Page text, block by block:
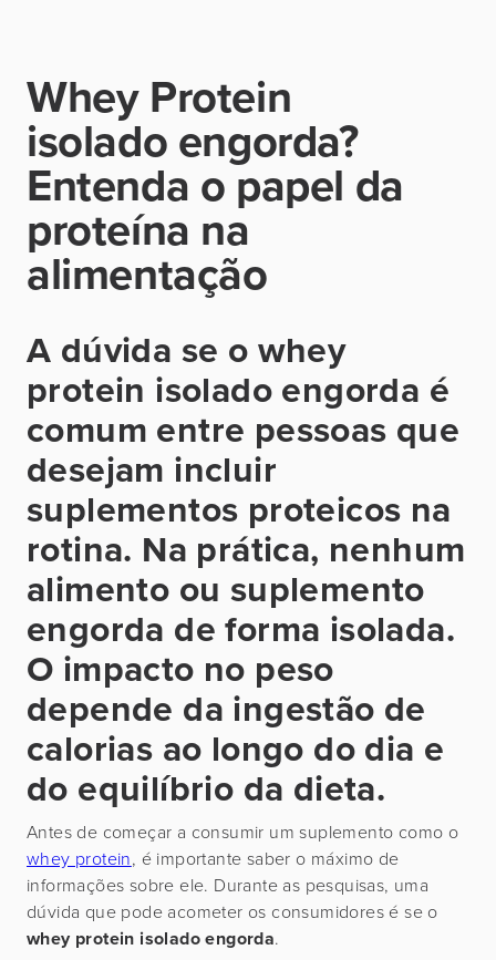
Whey Protein
isolado engorda?
Entenda o papel da
proteína na
alimentação
A dúvida se o whey
protein isolado engorda é
comum entre pessoas que
desejam incluir
suplementos proteicos na
rotina. Na prática, nenhum
alimento ou suplemento
engorda de forma isolada.
O impacto no peso
depende da ingestão de
calorias ao longo do dia e
do equilíbrio da dieta.
Antes de começar a consumir um suplemento como o
whey protein, é importante saber o máximo de
informações sobre ele. Durante as pesquisas, uma
dúvida que pode acometer os consumidores é se o
whey protein isolado engorda.